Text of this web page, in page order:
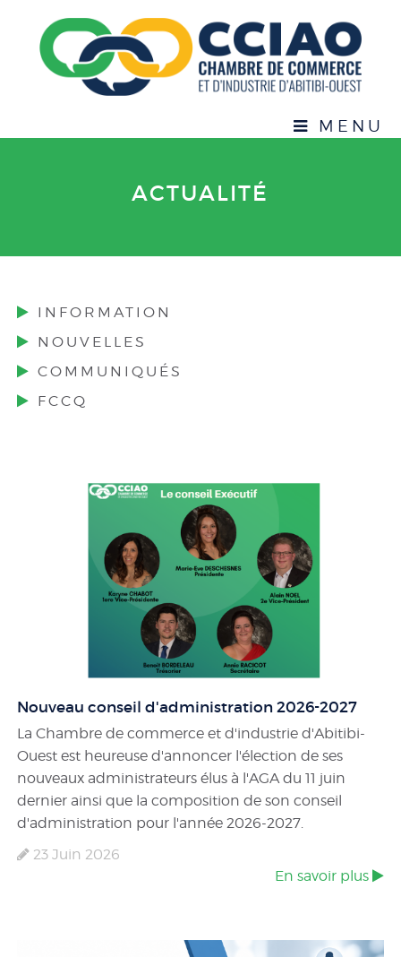
MENU
ACTUALITÉ
INFORMATION
NOUVELLES
COMMUNIQUÉS
FCCQ
Nouveau conseil d'administration 2026-2027
La Chambre de commerce et d'industrie d'Abitibi-
Ouest est heureuse d'annoncer l'élection de ses
nouveaux administrateurs élus à l'AGA du 11 juin
dernier ainsi que la composition de son conseil
d'administration pour l'année 2026-2027.
23 Juin 2026
En savoir plus